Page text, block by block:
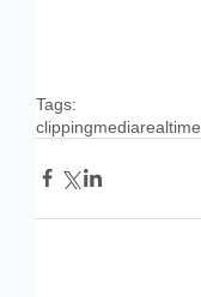
Tags:
clippingmediarealtime